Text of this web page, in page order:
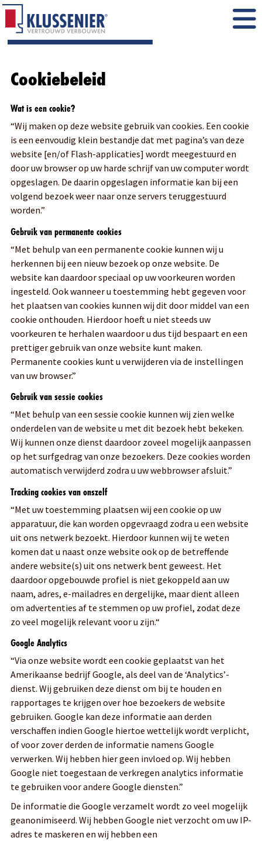
Cookiebeleid
Wat is een cookie?
“Wij maken op deze website gebruik van cookies. Een cookie
is een eenvoudig klein bestandje dat met pagina’s van deze
website [en/of Flash-applicaties] wordt meegestuurd en
door uw browser op uw harde schrijf van uw computer wordt
opgeslagen. De daarin opgeslagen informatie kan bij een
volgend bezoek weer naar onze servers teruggestuurd
worden.”
Gebruik van permanente cookies
“Met behulp van een permanente cookie kunnen wij u
herkennen bij een nieuw bezoek op onze website. De
website kan daardoor speciaal op uw voorkeuren worden
ingesteld. Ook wanneer u toestemming hebt gegeven voor
het plaatsen van cookies kunnen wij dit door middel van een
cookie onthouden. Hierdoor hoeft u niet steeds uw
voorkeuren te herhalen waardoor u dus tijd bespaart en een
prettiger gebruik van onze website kunt maken.
Permanente cookies kunt u verwijderen via de instellingen
van uw browser.”
Gebruik van sessie cookies
“Met behulp van een sessie cookie kunnen wij zien welke
onderdelen van de website u met dit bezoek hebt bekeken.
Wij kunnen onze dienst daardoor zoveel mogelijk aanpassen
op het surfgedrag van onze bezoekers. Deze cookies worden
automatisch verwijderd zodra u uw webbrowser afsluit.”
Tracking cookies van onszelf
“Met uw toestemming plaatsen wij een cookie op uw
apparatuur, die kan worden opgevraagd zodra u een website
uit ons netwerk bezoekt. Hierdoor kunnen wij te weten
komen dat u naast onze website ook op de betreffende
andere website(s) uit ons netwerk bent geweest. Het
daardoor opgebouwde profiel is niet gekoppeld aan uw
naam, adres, e-mailadres en dergelijke, maar dient alleen
om advertenties af te stemmen op uw profiel, zodat deze
zo veel mogelijk relevant voor u zijn.“
Google Analytics
“Via onze website wordt een cookie geplaatst van het
Amerikaanse bedrijf Google, als deel van de ‘Analytics’-
dienst. Wij gebruiken deze dienst om bij te houden en
rapportages te krijgen over hoe bezoekers de website
gebruiken. Google kan deze informatie aan derden
verschaffen indien Google hiertoe wettelijk wordt verplicht,
of voor zover derden de informatie namens Google
verwerken. Wij hebben hier geen invloed op. Wij hebben
Google niet toegestaan de verkregen analytics informatie
te gebruiken voor andere Google diensten.”
De informatie die Google verzamelt wordt zo veel mogelijk
geanonimiseerd. Wij hebben Google niet verzocht om uw IP-
adres te maskeren en wij hebben een